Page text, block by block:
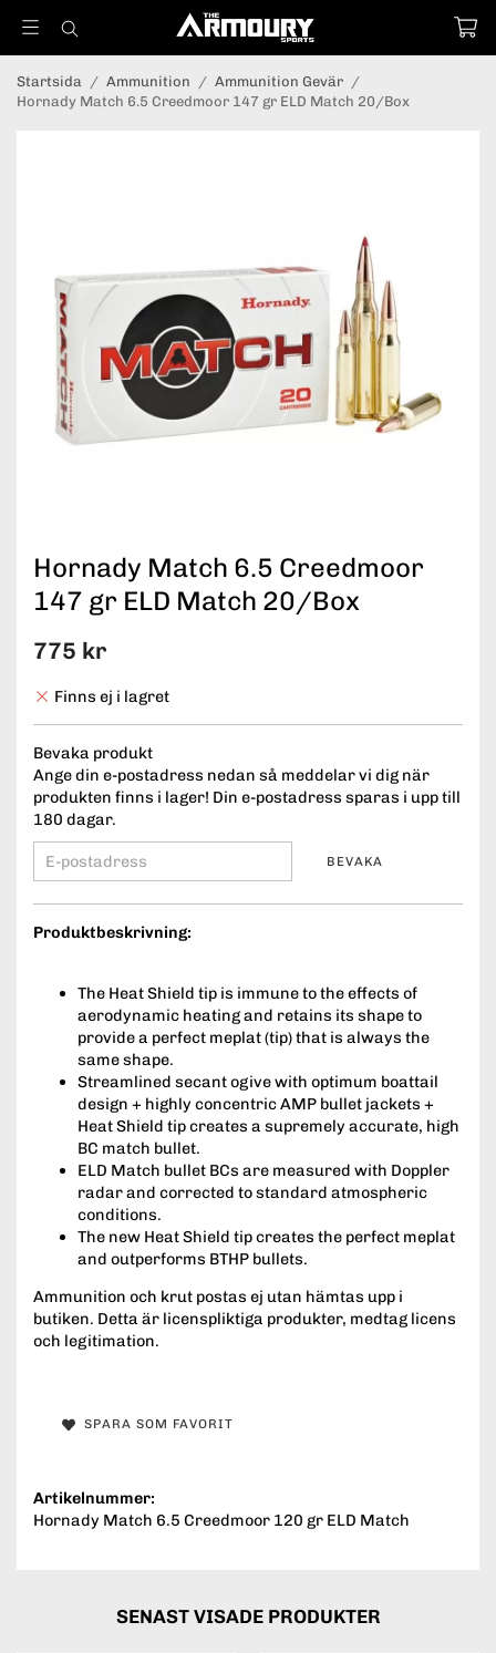
Startsida / Ammunition / Ammunition Gevär /
Hornady Match 6.5 Creedmoor 147 gr ELD Match 20/Box
Hornady Match 6.5 Creedmoor
147 gr ELD Match 20/Box
775 kr
Finns ej i lagret
Bevaka produkt
Ange din e-postadress nedan så meddelar vi dig när
produkten finns i lager! Din e-postadress sparas i upp till
180 dagar.
BEVAKA
Produktbeskrivning:
The Heat Shield tip is immune to the effects of
aerodynamic heating and retains its shape to
provide a perfect meplat (tip) that is always the
same shape.
Streamlined secant ogive with optimum boattail
design + highly concentric AMP bullet jackets +
Heat Shield tip creates a supremely accurate, high
BC match bullet.
ELD Match bullet BCs are measured with Doppler
radar and corrected to standard atmospheric
conditions.
The new Heat Shield tip creates the perfect meplat
and outperforms BTHP bullets.
Ammunition och krut postas ej utan hämtas upp i
butiken. Detta är licenspliktiga produkter, medtag licens
och legitimation.
SPARA SOM FAVORIT
Artikelnummer:
Hornady Match 6.5 Creedmoor 120 gr ELD Match
SENAST VISADE PRODUKTER